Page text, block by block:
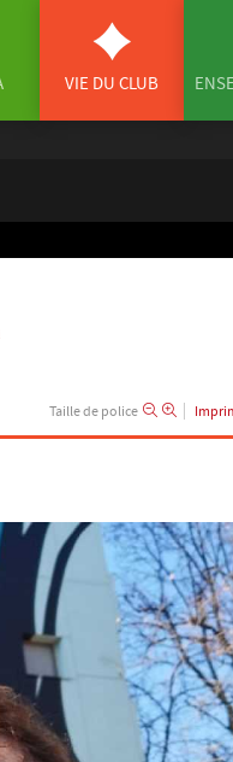
VIE DU CLUB
Taille de police